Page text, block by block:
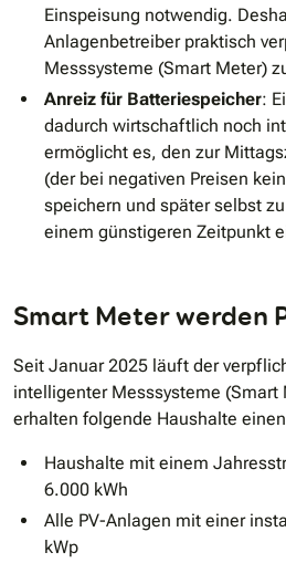
Einspeisung notwendig.
Anlagenbetreiber praktisch
Messsysteme (Smart Meter)
Anreiz für Batteriespeicher:
dadurch wirtschaftlich noch
ermöglicht es, den zur
(der bei negativen Preisen
speichern und später selbst
einem günstigeren Zeitpunkt
Smart Meter werden
Seit Januar 2025 läuft der
intelligenter Messsysteme (Smart
erhalten folgende Haushalte
Haushalte mit einem
6.000 kWh
Alle PV-Anlagen mit einer
kWp